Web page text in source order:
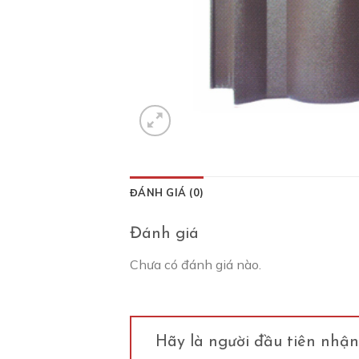
ĐÁNH GIÁ (0)
Đánh giá
Chưa có đánh giá nào.
Hãy là người đầu tiên nhận